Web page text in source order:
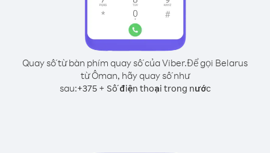
Quay số từ bàn phím quay số của Viber.Để gọi Belarus
từ Ôman, hãy quay số như
sau:+375+ Số điện thoại trong nước